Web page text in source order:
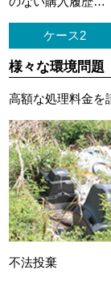
ケース2
様々な環境問題
高額な処理料金
不法投棄